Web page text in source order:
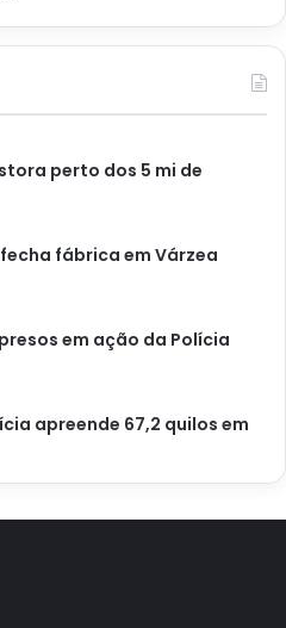
de manta bidim acima da
nutrientes e recursos, remova
surgir próximas à
proporcione uma rotina de
ou esterco bovino
ou uma vez ao mês.
perto dos 5 mi de
fábrica em Várzea
em ação da Polícia
apreende 67,2 quilos em